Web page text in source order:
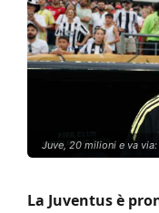
Juve, 20 milioni e va
La Juventus è